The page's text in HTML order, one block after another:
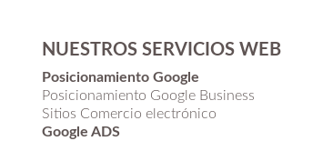
NUESTROS SERVICIOS WEB
Posicionamiento Google
Posicionamiento Google Business
Sitios Comercio electrónico
Google ADS